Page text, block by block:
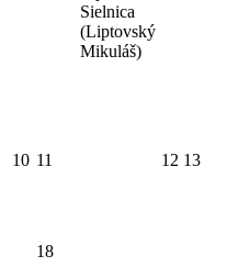
Sielnica
(Liptovský
Mikuláš)
10 11 12 13
18